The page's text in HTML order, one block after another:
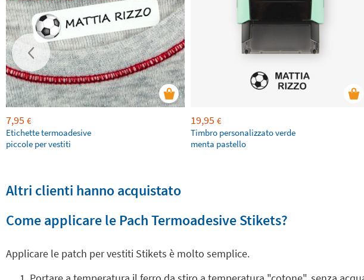
7,95 €
Etichette termoadesive
piccole per vestiti
19,95 €
Timbro personalizzato verde
menta pastello
Altri clienti hanno acquistato
Come applicare le Pach Termoadesive Stikets?
Applicare le patch per vestiti Stikets è molto semplice.